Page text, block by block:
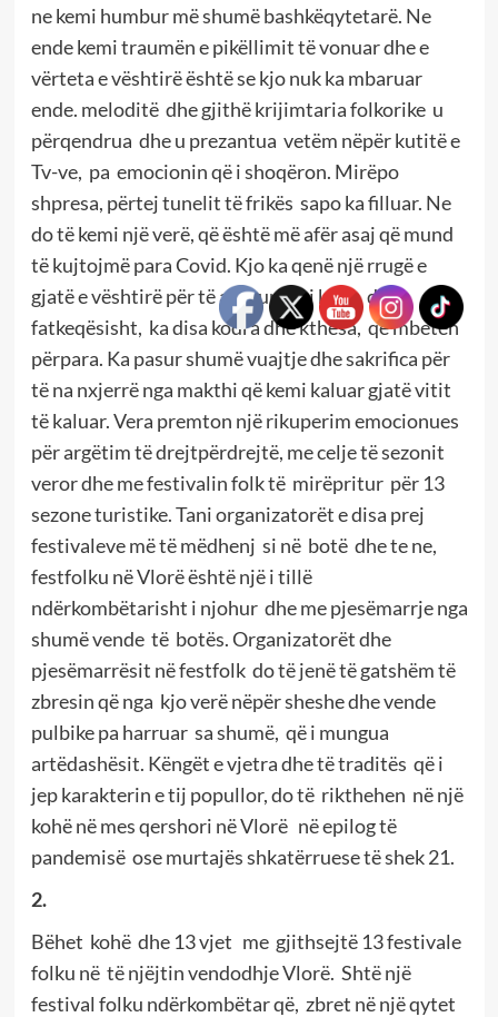
ne kemi humbur më shumë bashkëqytetarë. Ne
ende kemi traumën e pikëllimit të vonuar dhe e
vërteta e vështirë është se kjo nuk ka mbaruar
ende. meloditë dhe gjithë krijimtaria folkorike u
përqendrua dhe u prezantua vetëm nëpër kutitë e
Tv-ve, pa emocionin që i shoqëron. Mirëpo
shpresa, përtej tunelit të frikës sapo ka filluar. Ne
do të kemi një verë, që është më afër asaj që mund
të kujtojmë para Covid. Kjo ka qenë një rrugë e
gjatë e vështirë për të arritur deri këtu, dhe,
fatkeqësisht, ka disa kodra dhe kthesa, që mbeten
përpara. Ka pasur shumë vuajtje dhe sakrifica për
të na nxjerrë nga makthi që kemi kaluar gjatë vitit
të kaluar. Vera premton një rikuperim emocionues
për argëtim të drejtpërdrejtë, me celje të sezonit
veror dhe me festivalin folk të mirëpritur për 13
sezone turistike. Tani organizatorët e disa prej
festivaleve më të mëdhenj si në botë dhe te ne,
festfolku në Vlorë është një i tillë
ndërkombëtarisht i njohur dhe me pjesëmarrje nga
shumë vende të botës. Organizatorët dhe
pjesëmarrësit në festfolk do të jenë të gatshëm të
zbresin që nga kjo verë nëpër sheshe dhe vende
pulbike pa harruar sa shumë, që i mungua
artëdashësit. Këngët e vjetra dhe të traditës që i
jep karakterin e tij popullor, do të rikthehen në një
kohë në mes qershori në Vlorë në epilog të
pandemisë ose murtajës shkatërruese të shek 21.
2.
Bëhet kohë dhe 13 vjet me gjithsejtë 13 festivale
folku në të njëjtin vendodhje Vlorë. Shtë një
festival folku ndërkombëtar që, zbret në një qytet